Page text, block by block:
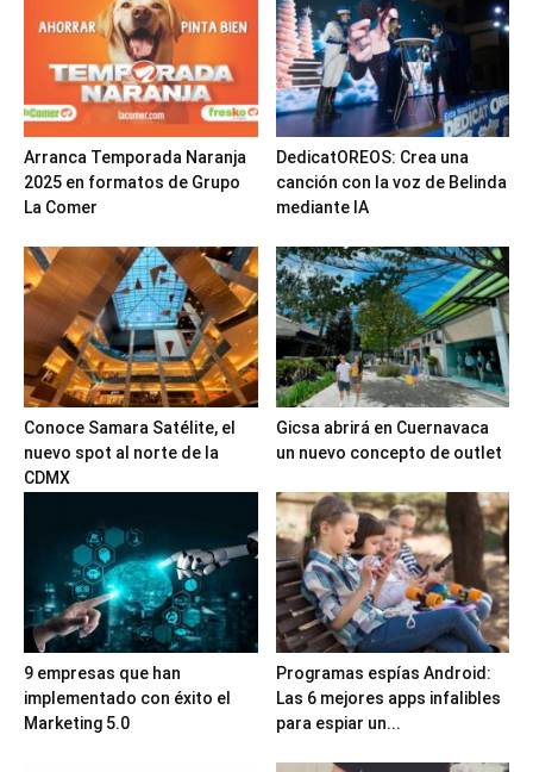
Arranca Temporada Naranja
2025 en formatos de Grupo
La Comer
DedicatOREOS: Crea una
canción con la voz de Belinda
mediante IA
Conoce Samara Satélite, el
nuevo spot al norte de la
CDMX
Gicsa abrirá en Cuernavaca
un nuevo concepto de outlet
9 empresas que han
implementado con éxito el
Marketing 5.0
Programas espías Android:
Las 6 mejores apps infalibles
para espiar un...